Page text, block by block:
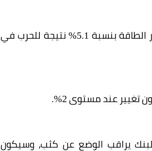
ويرجع ارتفاع معدل التضخم خلال الشهر الماضي إلى ارتفاع أسعار الطاقة بنسبة 5.1% نتيجة للحرب في
تغيير عند مستوى 2%.
يراقب الوضع عن كثب، وسيكون